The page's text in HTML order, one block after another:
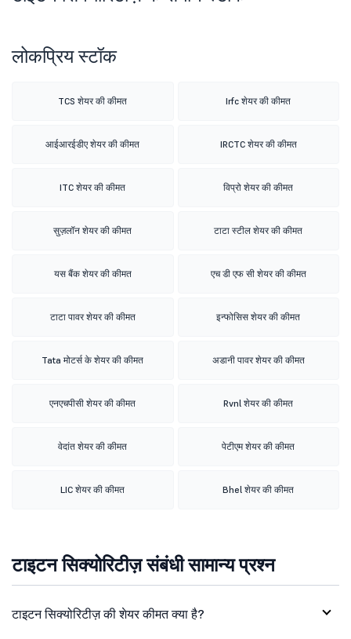
लोकप्रिय स्टॉक
TCS शेयर की कीमत Irfc शेयर की कीमत
आईआरईडीए शेयर की कीमत IRCTC शेयर की कीमत
ITC शेयर की कीमत विप्रो शेयर की कीमत
सुज़लॉन शेयर की कीमत टाटा स्टील शेयर की कीमत
यस बैंक शेयर की कीमत एच डी एफ सी शेयर की कीमत
टाटा पावर शेयर की कीमत इन्फोसिस शेयर की कीमत
Tata मोटर्स के शेयर की कीमत अडानी पावर शेयर की कीमत
एनएचपीसी शेयर की कीमत Rvnl शेयर की कीमत
वेदांत शेयर की कीमत पेटीएम शेयर की कीमत
LIC शेयर की कीमत Bhel शेयर की कीमत
टाइटन सिक्योरिटीज़ संबंधी सामान्य प्रश्न
टाइटन सिक्योरिटीज़ की शेयर कीमत क्या है?